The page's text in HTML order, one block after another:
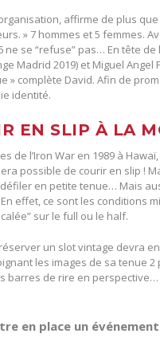
affirme de plus
» 7 hommes et 5 femmes.
ne se “refuse” pas… En tête
Madrid 2019) et Miguel
» complète David. Afin de
identité.
EN SLIP À LA
de l’Iron War en 1989 à
possible de courir en slip !
en petite tenue… Mais
effet, ce sont les conditions
sur le full ou le half.
un slot vintage devra
les images de sa tenue
barres de rire en
en place un